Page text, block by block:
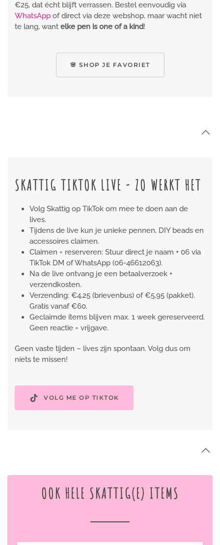
€25, dat écht blijft verrassen. Bestel eenvoudig via
WhatsApp of direct via deze webshop, maar wacht niet
te lang, want elke pen is one of a kind!
🌸 SHOP JE FAVORIET
SKATTIG TIKTOK LIVE - ZO WERKT HET
Volg Skattig op TikTok om mee te doen aan de
lives.
Tijdens de live kun je unieke pennen, DIY beads en
accessoires claimen.
Claimen = reserveren: Stuur direct je naam + 06 via
TikTok DM of WhatsApp (06-46612063).
Na de live ontvang je een betaalverzoek +
verzendkosten.
Verzending: €4,25 (brievenbus) of €5,95 (pakket).
Gratis vanaf €60.
Geclaimde items blijven max. 1 week gereserveerd.
Geen reactie = vrijgave.
Geen vaste tijden – lives zijn spontaan. Volg dus om
niets te missen!
VOLG ME OP TIKTOK
OOK HELE SKATTIG(E) ITEMS